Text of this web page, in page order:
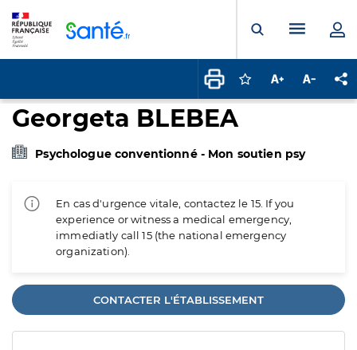
Ouvrir laMenu
Connectez-vous
Augmenter la
Georgeta BLEBEA
Psychologue conventionné - Mon soutien psy
En cas d'urgence vitale, contactez le 15. If you
experience or witness a medical emergency,
immediatly call 15 (the national emergency
organization).
CONTACTER L'ÉTABLISSEMENT